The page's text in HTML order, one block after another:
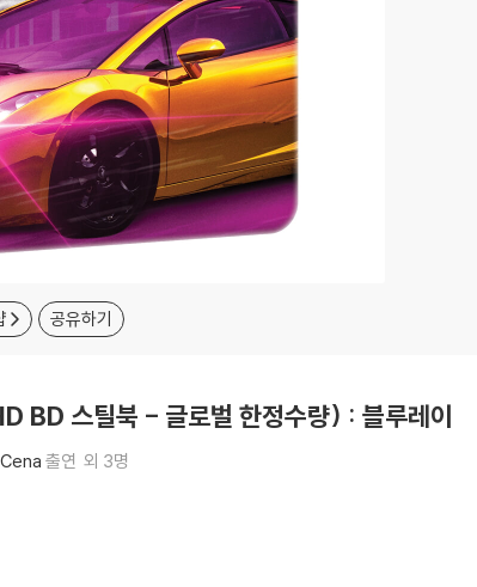
공유하기
BD 스틸북 - 글로벌 한정수량) : 블루레이
출연 외 3명